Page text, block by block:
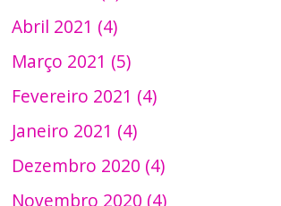
Abril 2021 (4)
Março 2021 (5)
Fevereiro 2021 (4)
Janeiro 2021 (4)
Dezembro 2020 (4)
Novembro 2020 (4)